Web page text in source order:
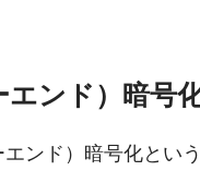
ンド）暗号
ンド）暗号化とい